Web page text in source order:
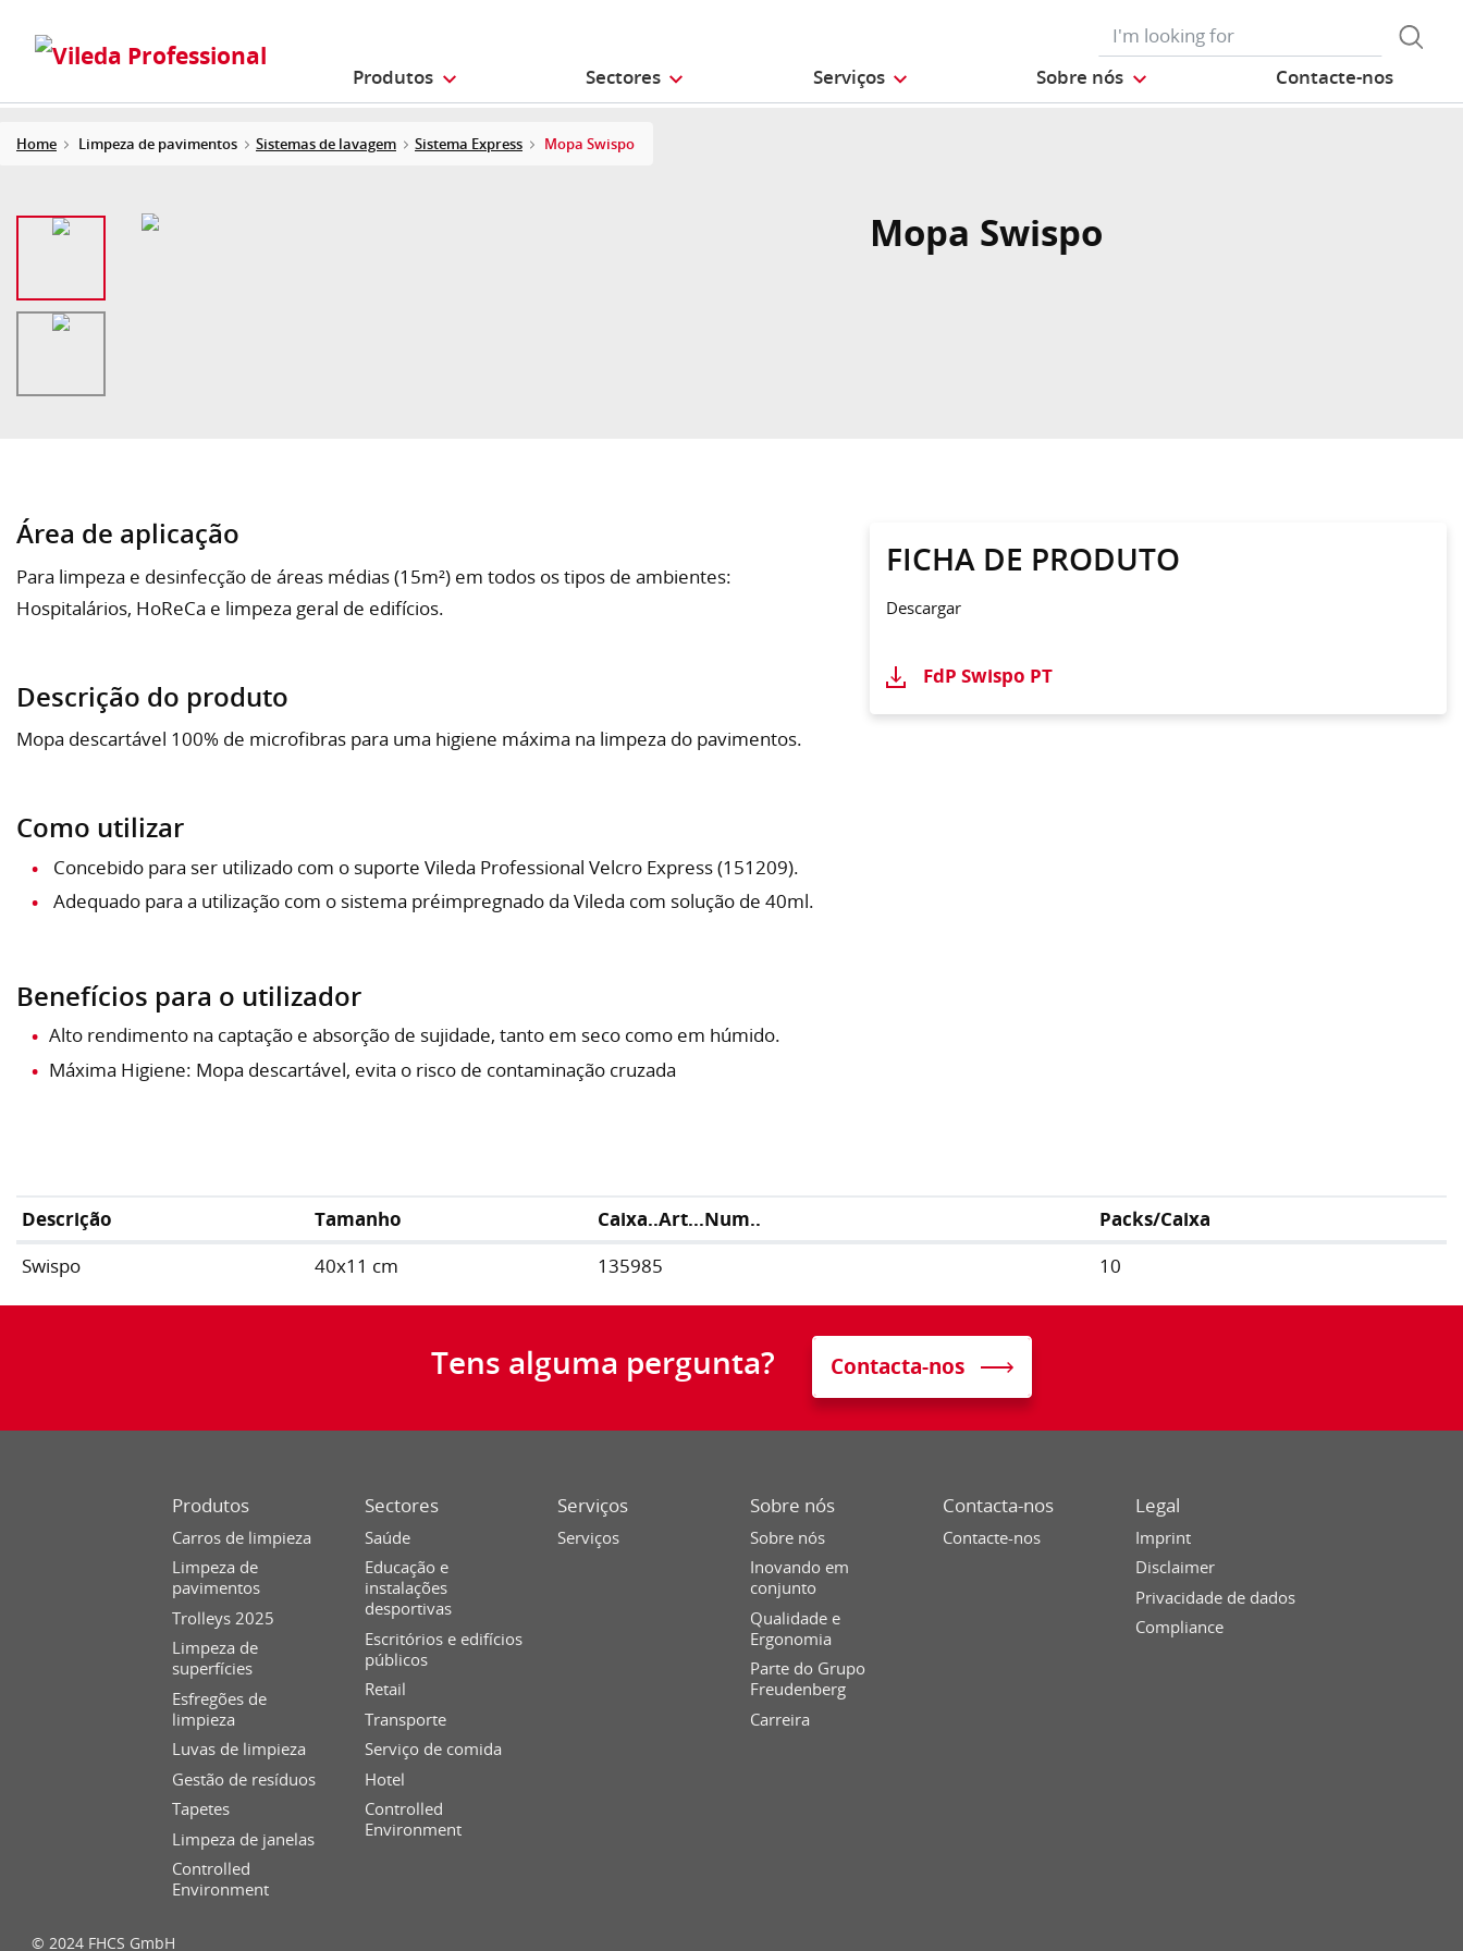
Produtos Sectores Serviços Sobre nós Contacte-nos
Home Limpeza de pavimentos Sistemas de lavagem Sistema Express Mopa Swispo
Mopa Swispo
Área de aplicação
Para limpeza e desinfecção de áreas médias (15m²) em todos os tipos de ambientes:
Hospitalários, HoReCa e limpeza geral de edifícios.
Descrição do produto
Mopa descartável 100% de microfibras para uma higiene máxima na limpeza do pavimentos.
Como utilizar
Concebido para ser utilizado com o suporte Vileda Professional Velcro Express (151209).
Adequado para a utilização com o sistema préimpregnado da Vileda com solução de 40ml.
Benefícios para o utilizador
Alto rendimento na captação e absorção de sujidade, tanto em seco como em húmido.
Máxima Higiene: Mopa descartável, evita o risco de contaminação cruzada
FICHA DE PRODUTO
Descargar
FdP Swispo PT
Descrição Tamanho Caixa..Art...Num..
Packs/Caixa
Swispo
40x11 cm 135985 10
Tens alguma pergunta? Contacta-nos
Produtos
Carros de limpieza
Limpeza de
pavimentos
Trolleys 2025
Limpeza de
superfícies
Esfregões de
limpieza
Luvas de limpieza
Gestão de resíduos
Tapetes
Limpeza de janelas
Controlled
Environment
Sectores
Saúde
Educação e
instalações
desportivas
Escritórios e edifícios
públicos
Retail
Transporte
Serviço de comida
Hotel
Controlled
Environment
Serviços
Serviços
Sobre nós
Sobre nós
Inovando em
conjunto
Qualidade e
Ergonomia
Parte do Grupo
Freudenberg
Carreira
Contacta-nos
Contacte-nos
Legal
Imprint
Disclaimer
Privacidade de dados
Compliance
© 2024 FHCS GmbH